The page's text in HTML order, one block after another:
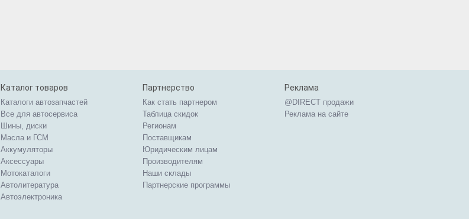
Каталог товаров
Каталоги автозапчастей
Все для автосервиса
Шины, диски
Масла и ГСМ
Аккумуляторы
Аксессуары
Мотокаталоги
Автолитература
Автоэлектроника
Партнерство
Как стать партнером
Таблица скидок
Регионам
Поставщикам
Юридическим лицам
Производителям
Наши склады
Партнерские программы
Реклама
@DIRECT продажи
Реклама на сайте